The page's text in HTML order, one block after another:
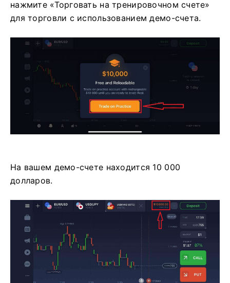
нажмите «Торговать на тренировочном счете»
для торговли с использованием демо-счета.
На вашем демо-счете находится 10 000
долларов.